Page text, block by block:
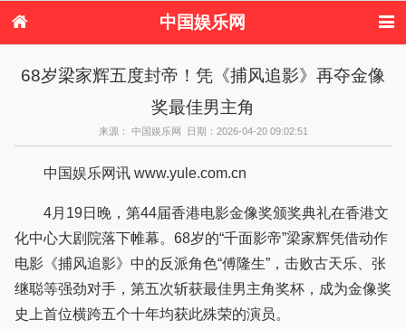
中国娱乐网
电视剧
演唱会 综艺节目
偶像活动
68岁梁家辉五度封帝！凭《捕风追影》再夺金像
奖最佳男主角
来源： 中国娱乐网 日期：2026-04-20 09:02:51
中国娱乐网讯 www.yule.com.cn
4月19日晚，第44届香港电影金像奖颁奖典礼在香港文
化中心大剧院落下帷幕。68岁的“千面影帝”梁家辉凭借动作
电影《捕风追影》中的反派角色“傅隆生”，击败古天乐、张
继聪等强劲对手，第五次斩获最佳男主角奖杯，成为金像奖
史上首位横跨五个十年均获此殊荣的演员。